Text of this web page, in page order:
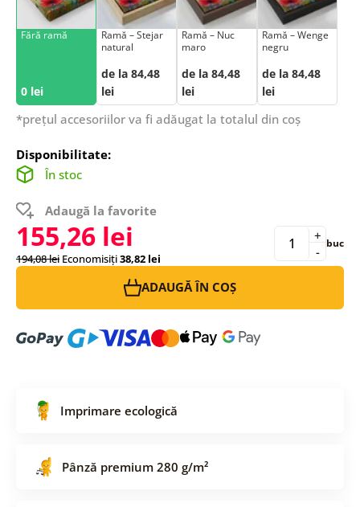
Fără ramă
0 lei
Ramă – Stejar
natural
de la 84,48
lei
Ramă – Nuc
maro
de la 84,48
lei
Ramă – Wenge
negru
de la 84,48
lei
*prețul accesoriilor va fi adăugat la totalul din coș
Disponibilitate:
În stoc
Adaugă la favorite
155,26 lei
194,08 lei Economisiți38,82 lei -
+ buc
ADAUGĂ ÎN COȘ
Imprimare ecologică
Pânză premium 280 g/m²